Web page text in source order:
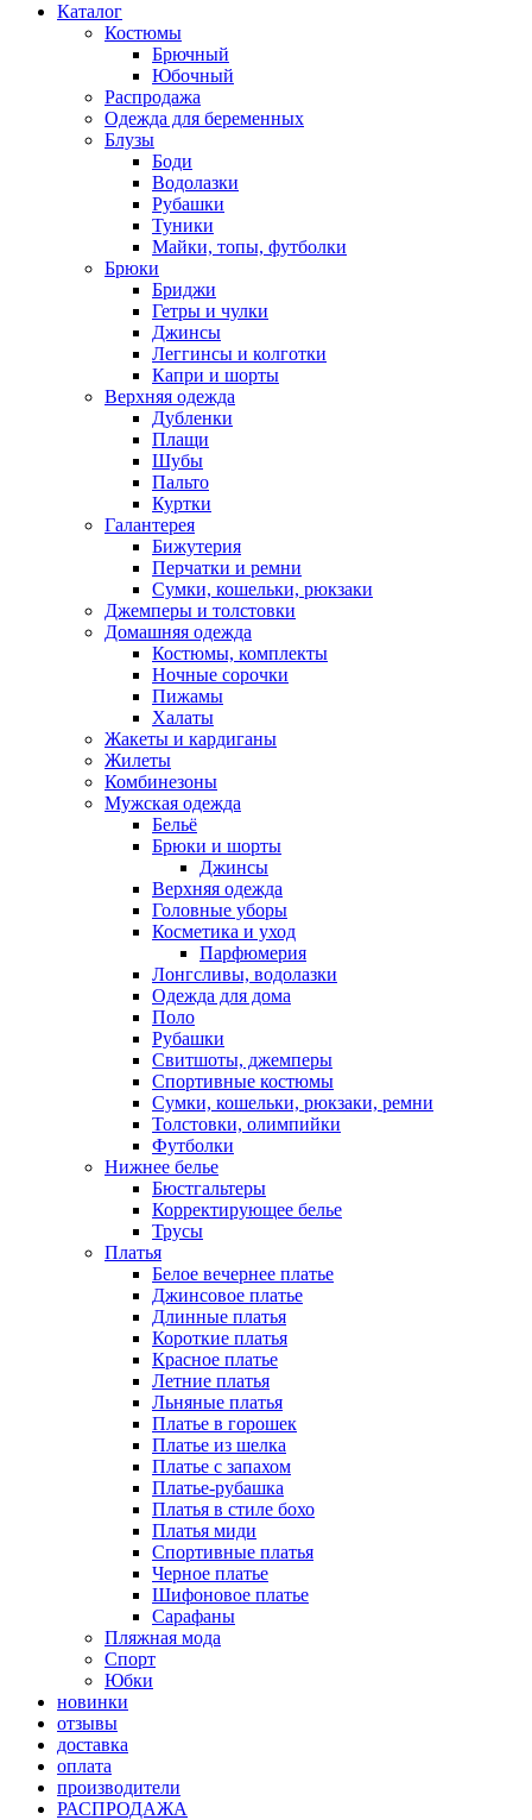
Каталог
Костюмы
Брючный
Юбочный
Распродажа
Одежда для беременных
Блузы
Боди
Водолазки
Рубашки
Туники
Майки, топы, футболки
Брюки
Бриджи
Гетры и чулки
Джинсы
Леггинсы и колготки
Капри и шорты
Верхняя одежда
Дубленки
Плащи
Шубы
Пальто
Куртки
Галантерея
Бижутерия
Перчатки и ремни
Сумки, кошельки, рюкзаки
Джемперы и толстовки
Домашняя одежда
Костюмы, комплекты
Ночные сорочки
Пижамы
Халаты
Жакеты и кардиганы
Жилеты
Комбинезоны
Мужская одежда
Бельё
Брюки и шорты
Джинсы
Верхняя одежда
Головные уборы
Косметика и уход
Парфюмерия
Лонгсливы, водолазки
Одежда для дома
Поло
Рубашки
Свитшоты, джемперы
Спортивные костюмы
Сумки, кошельки, рюкзаки, ремни
Толстовки, олимпийки
Футболки
Нижнее белье
Бюстгальтеры
Корректирующее белье
Трусы
Платья
Белое вечернее платье
Джинсовое платье
Длинные платья
Короткие платья
Красное платье
Летние платья
Льняные платья
Платье в горошек
Платье из шелка
Платье с запахом
Платье-рубашка
Платья в стиле бохо
Платья миди
Спортивные платья
Черное платье
Шифоновое платье
Сарафаны
Пляжная мода
Спорт
Юбки
новинки
отзывы
доставка
оплата
производители
РАСПРОДАЖА